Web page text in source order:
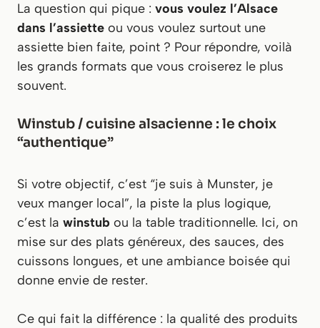
La question qui pique : vous voulez l’Alsace
dans l’assiette ou vous voulez surtout une
assiette bien faite, point ? Pour répondre, voilà
les grands formats que vous croiserez le plus
souvent.
Winstub / cuisine alsacienne : le choix
“authentique”
Si votre objectif, c’est “je suis à Munster, je
veux manger local”, la piste la plus logique,
c’est la winstub ou la table traditionnelle. Ici, on
mise sur des plats généreux, des sauces, des
cuissons longues, et une ambiance boisée qui
donne envie de rester.
Ce qui fait la différence : la qualité des produits